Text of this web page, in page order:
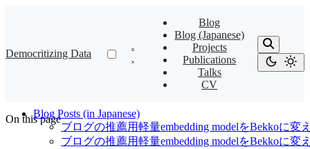
Democritizing Data
Blog
Blog (Japanese)
Projects
Publications
Talks
CV
Blog Posts (in Japanese)
ブログの推薦用軽量embedding modelをBekkoに変
ブログの推薦用軽量embedding modelをBekkoに
On this page